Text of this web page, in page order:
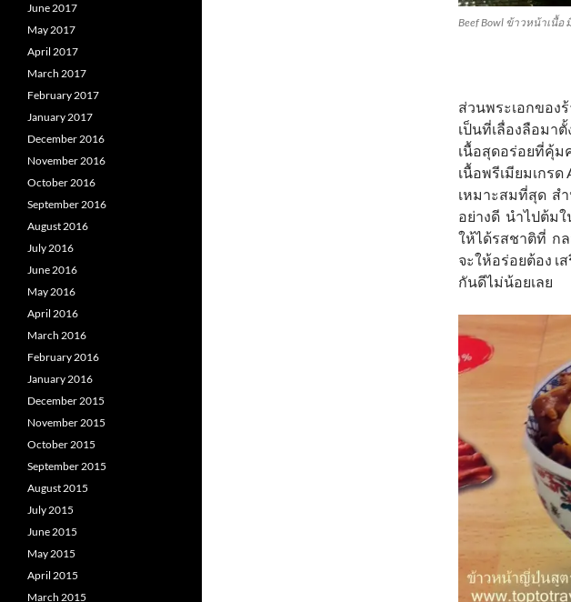
Beef Bowl ข้าวหน้าเนื้อ
ส่วนพระเอกของ
เป็นที่เลื่องลือมา
เนื้อสุดอร่อยที่คุ้ม
เนื้อพรีเมียมเกร
เหมาะสมที่สุด ส
อย่างดี นำไปต้ม
ให้ได้รสชาติที่ ก
จะให้อร่อยต้อง เ
กันดีไม่น้อยเลย
June 2017
May 2017
April 2017
March 2017
February 2017
January 2017
December 2016
November 2016
October 2016
September 2016
August 2016
July 2016
June 2016
May 2016
April 2016
March 2016
February 2016
January 2016
December 2015
November 2015
October 2015
September 2015
August 2015
July 2015
June 2015
May 2015
April 2015
March 2015